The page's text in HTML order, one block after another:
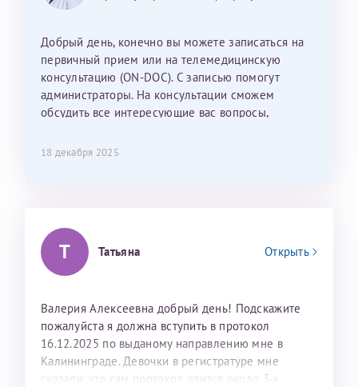
Наталью Викторовну. Тоже очень душевный человек.
лёгкое и простое. Вообще в данной клинике весь
персонал очень вежливый и чуткий, прям приятно
находиться. Мы собираемся туда ещё за вторым
ребёнком, и конечно же только к Ринату
Рафаильевичу, нашему волшебнику, без каких либо
26 июля 2026
Добрый день, конечно вы можете записаться на
первичный прием или на телемедицинскую
консультацию (ON-DOC). С записью помогут
администраторы. На консультации сможем
обсудить все интересующие вас вопросы,
18 декабря 2025
Т Татьяна Открыть
Валерия Алексеевна добрый день! Подскажите
пожалуйста я должна вступить в протокол
16.12.2025 по выданому направлению мне в
Калининграде. Девочки в регистратуре мне
сказали, что сам протокол длится около 3-х